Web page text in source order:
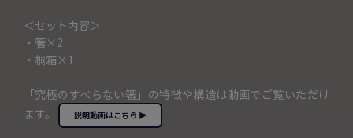
＜セット内容＞
・箸×2
・桐箱×1
「究極のすべらない箸」の特徴や構造は動画でご覧いただけ
ます。
説明動画はこちら ▶